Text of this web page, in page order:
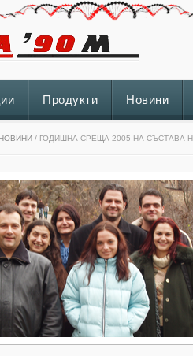
Продукти Новини
НОВИНИ / ГОДИШНА СРЕЩА 2005 НА СЪСТАВА